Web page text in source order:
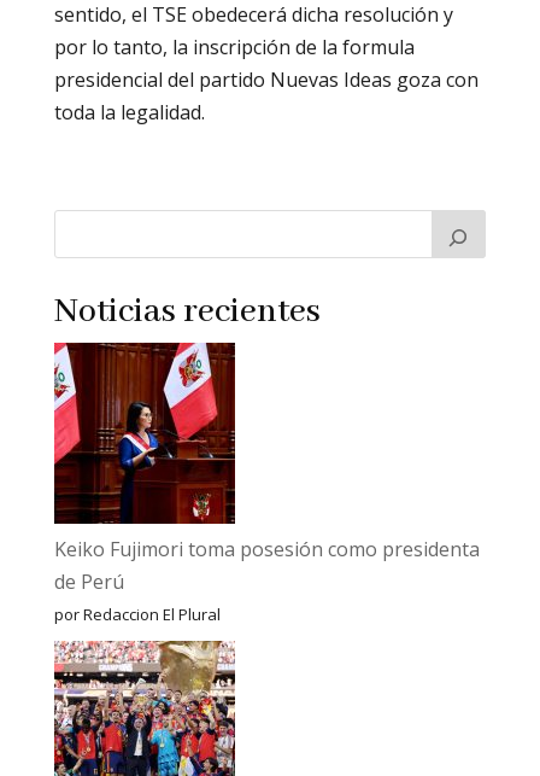
sentido, el TSE obedecerá dicha resolución y
por lo tanto, la inscripción de la formula
presidencial del partido Nuevas Ideas goza con
toda la legalidad.
Noticias recientes
Keiko Fujimori toma posesión como presidenta
de Perú
por Redaccion El Plural